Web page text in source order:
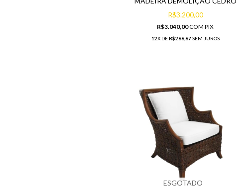
R$3.200,00
R$3.040,00COM PIX
12X DER$266,67SEM JUROS
ESGOTADO